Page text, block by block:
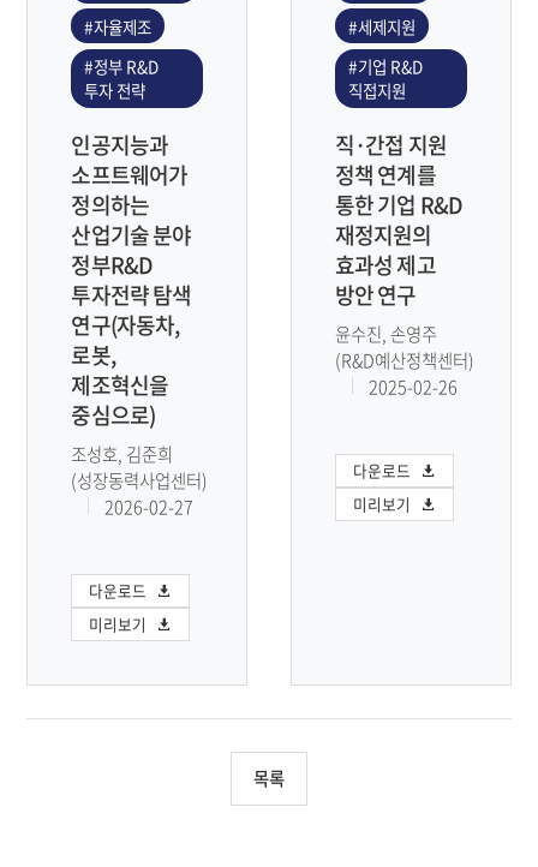
#자율제조
#정부 R&D
투자 전략
인공지능과
소프트웨어가
정의하는
산업기술 분야
정부R&D
투자전략 탐색
연구(자동차,
로봇,
제조혁신을
중심으로)
조성호, 김준희
(성장동력사업센터)
2026-02-27
다운로드
미리보기
#세제지원
#기업 R&D
직접지원
직·간접 지원
정책 연계를
통한 기업 R&D
재정지원의
효과성 제고
방안 연구
윤수진, 손영주
(R&D예산정책센터)
2025-02-26
다운로드
미리보기
목록